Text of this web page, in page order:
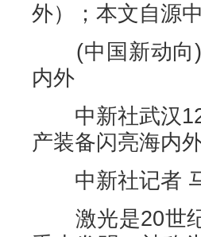
外）；本文自源
(中国新动向)
内外
中新社武汉12
产装备闪亮海内
中新社记者
激光是20世纪